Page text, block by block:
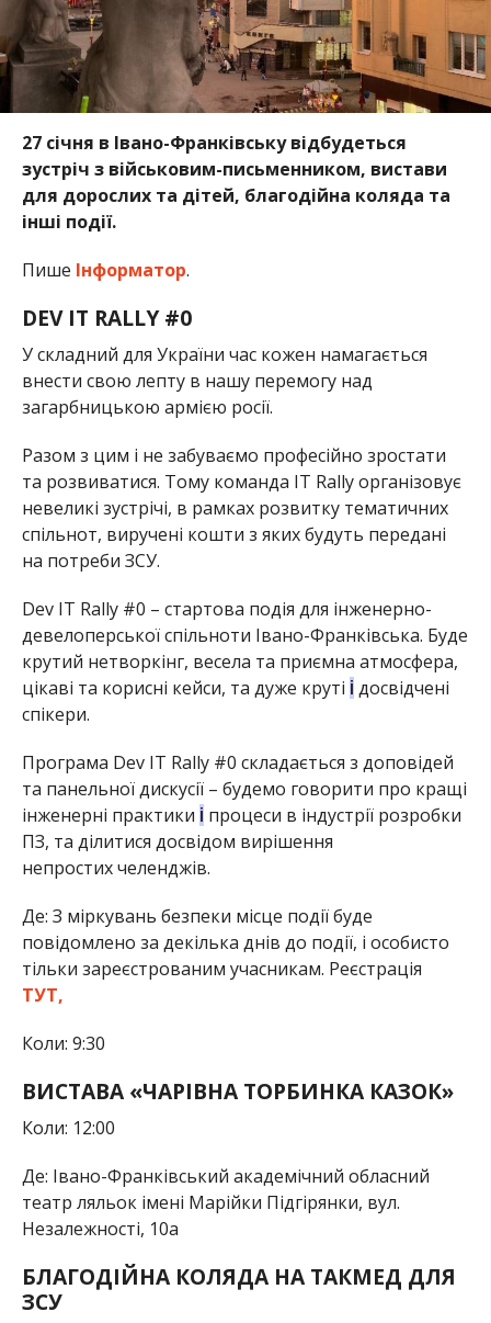
27 січня в Івано-Франківську відбудеться
зустріч з військовим-письменником, вистави
для дорослих та дітей, благодійна коляда та
інші події.
Пише Інформатор.
DEV IT RALLY #0
У складний для України час кожен намагається
внести свою лепту в нашу перемогу над
загарбницькою армією росії.
Разом з цим і не забуваємо професійно зростати
та розвиватися. Тому команда IT Rally організовує
невеликі зустрічі, в рамках розвитку тематичних
спільнот, виручені кошти з яких будуть передані
на потреби ЗСУ.
Dev IT Rally #0 – стартова подія для інженерно-
девелоперськоїспільноти Івано-Франківська. Буде
крутий нетворкінг, весела та приємна атмосфера,
цікаві та корисні кейси, та дуже круті і досвідчені
спікери.
Програма Dev IT Rally #0 складається з доповідей
та панельної дискусії – будемо говорити про кращі
інженерні практики і процеси в індустрії розробки
ПЗ, та ділитися досвідом вирішення
непростихчеленджів.
Де: З міркувань безпеки місце події буде
повідомлено за декілька днів до події, і особисто
тільки зареєстрованим учасникам. Реєстрація
ТУТ,
Коли: 9:30
ВИСТАВА «ЧАРІВНА ТОРБИНКА КАЗОК»
Коли: 12:00
Де: Івано-Франківський академічний обласний
театр ляльок імені Марійки Підгірянки, вул.
Незалежності, 10а
БЛАГОДІЙНА КОЛЯДА НА ТАКМЕД ДЛЯ
ЗСУ